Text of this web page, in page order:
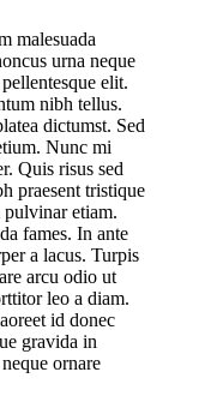
malesuada
urna neque
elit.
nibh tellus.
dictumst. Sed
Nunc mi
Quis risus sed
praesent tristique
pulvinar etiam.
fames. In ante
a lacus. Turpis
arcu odio ut
leo a diam.
id donec
gravida in
ornare